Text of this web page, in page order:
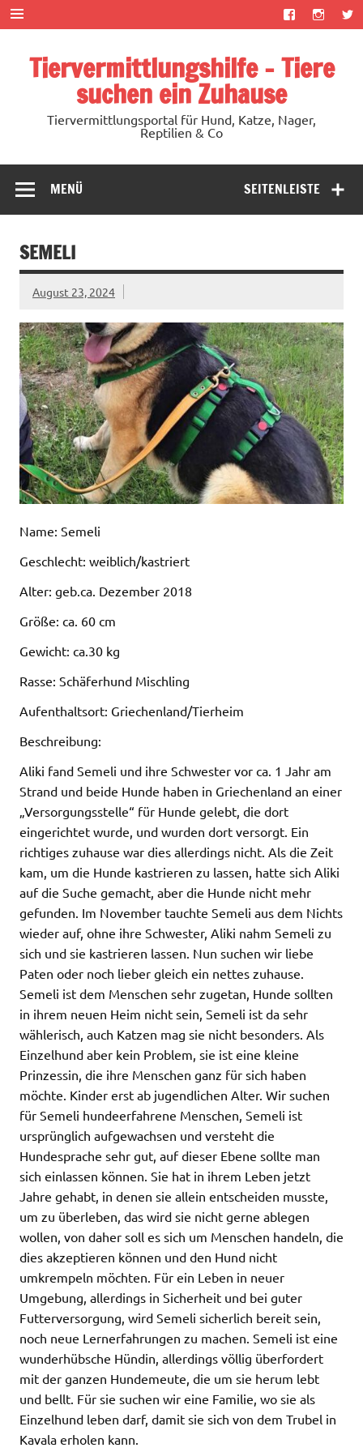
Zum
Inhalt
springen
Tiervermittlungshilfe – Tiere
suchen ein Zuhause
Tiervermittlungsportal für Hund, Katze, Nager,
Reptilien & Co
SEITENLEISTE
MENÜ
SEMELI
August 23, 2024
Name: Semeli
Geschlecht: weiblich/kastriert
Alter: geb.ca. Dezember 2018
Größe: ca. 60 cm
Gewicht: ca.30 kg
Rasse: Schäferhund Mischling
Aufenthaltsort: Griechenland/Tierheim
Beschreibung:
Aliki fand Semeli und ihre Schwester vor ca. 1 Jahr am
Strand und beide Hunde haben in Griechenland an einer
„Versorgungsstelle“ für Hunde gelebt, die dort
eingerichtet wurde, und wurden dort versorgt. Ein
richtiges zuhause war dies allerdings nicht. Als die Zeit
kam, um die Hunde kastrieren zu lassen, hatte sich Aliki
auf die Suche gemacht, aber die Hunde nicht mehr
gefunden. Im November tauchte Semeli aus dem Nichts
wieder auf, ohne ihre Schwester, Aliki nahm Semeli zu
sich und sie kastrieren lassen. Nun suchen wir liebe
Paten oder noch lieber gleich ein nettes zuhause.
Semeli ist dem Menschen sehr zugetan, Hunde sollten
in ihrem neuen Heim nicht sein, Semeli ist da sehr
wählerisch, auch Katzen mag sie nicht besonders. Als
Einzelhund aber kein Problem, sie ist eine kleine
Prinzessin, die ihre Menschen ganz für sich haben
möchte. Kinder erst ab jugendlichen Alter. Wir suchen
für Semeli hundeerfahrene Menschen, Semeli ist
ursprünglich aufgewachsen und versteht die
Hundesprache sehr gut, auf dieser Ebene sollte man
sich einlassen können. Sie hat in ihrem Leben jetzt
Jahre gehabt, in denen sie allein entscheiden musste,
um zu überleben, das wird sie nicht gerne ablegen
wollen, von daher soll es sich um Menschen handeln, die
dies akzeptieren können und den Hund nicht
umkrempeln möchten. Für ein Leben in neuer
Umgebung, allerdings in Sicherheit und bei guter
Futterversorgung, wird Semeli sicherlich bereit sein,
noch neue Lernerfahrungen zu machen. Semeli ist eine
wunderhübsche Hündin, allerdings völlig überfordert
mit der ganzen Hundemeute, die um sie herum lebt
und bellt. Für sie suchen wir eine Familie, wo sie als
Einzelhund leben darf, damit sie sich von dem Trubel in
Kavala erholen kann.